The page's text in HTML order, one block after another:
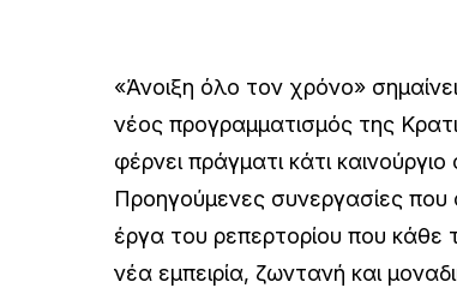
«Άνοιξη όλο τον χρόνο»
νέος προγραμματισμός της
φέρνει πράγματι κάτι
Προηγούμενες συνεργασίες που
έργα του ρεπερτορίου που κάθε
νέα εμπειρία, ζωντανή και